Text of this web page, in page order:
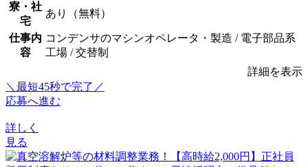
寮・社
宅
あり（無料）
仕事内
容
コンデンサのマシンオペレータ・製造 / 電子部品系
工場 / 交替制
詳細を表示
＼最短45秒で完了／
応募へ進む
詳しく
見る